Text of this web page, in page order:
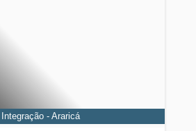
Integração - Araricá